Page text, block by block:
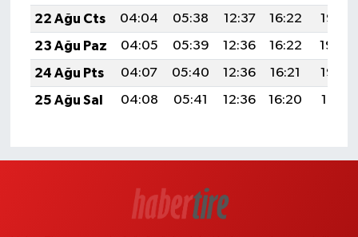
22 Ağu Cts
04:04 05:38 12:37 16:22
19:25
23 Ağu Paz
04:05 05:39 12:36 16:22
19:24
24 Ağu Pts
04:07 05:40 12:36 16:21
19:22
25 Ağu Sal
04:08 05:41 12:36 16:20 19:21